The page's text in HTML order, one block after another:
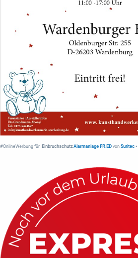
#OnlineWerbung für Einbruchschutz Alarmanlage FR.ED von Suritec •